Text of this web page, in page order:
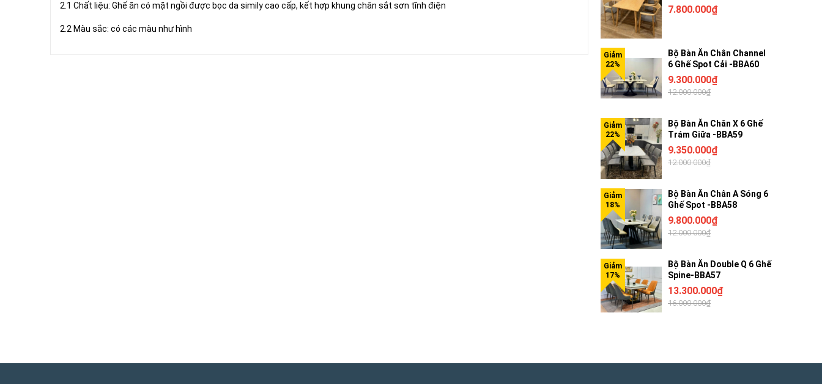
2.1 Chất liệu: Ghế ăn có mặt ngồi được bọc da simily cao cấp, kết hợp khung chân sắt sơn tĩnh điện
2.2 Màu sắc: có các màu như hình
7.800.000₫
Bộ Bàn Ăn Chân Channel
6 Ghế Spot Cải -BBA60
9.300.000₫
12.000.000₫
Bộ Bàn Ăn Chân X 6 Ghế
Trám Giữa -BBA59
9.350.000₫
12.000.000₫
Bộ Bàn Ăn Chân A Sóng 6
Ghế Spot -BBA58
9.800.000₫
12.000.000₫
Bộ Bàn Ăn Double Q 6 Ghế
Spine-BBA57
13.300.000₫
16.000.000₫